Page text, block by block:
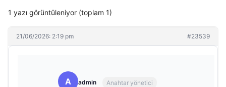
1 yazı görüntüleniyor (toplam 1)
21/06/2026: 2:19 pm #23539
A admin Anahtar yönetici